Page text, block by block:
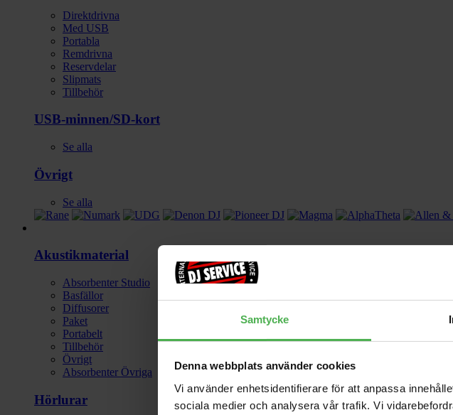
Samtycke
Denna webbplats använder cookies
Vi använder enhetsidentifierare för att anpassa
sociala medier och analysera vår trafik. Vi
Direktdrivna
Med USB
Portabla
Remdrivna
Reservdelar
Slipmats
Tillbehör
USB-minnen/SD-kort
Se alla
Övrigt
Se alla
Akustikmaterial
Absorbenter Studio
Basfällor
Diffusorer
Paket
Portabelt
Tillbehör
Övrigt
Absorbenter Övriga
Hörlurar